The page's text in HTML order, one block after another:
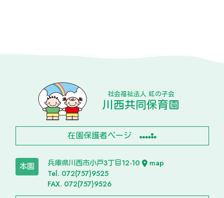
社会福祉法人 虹の子会
川西共同保育園
在園保護者ページ
本園 兵庫県川西市小戸3丁目12-10
map
Tel. 072(757)9525
FAX. 072(757)9526